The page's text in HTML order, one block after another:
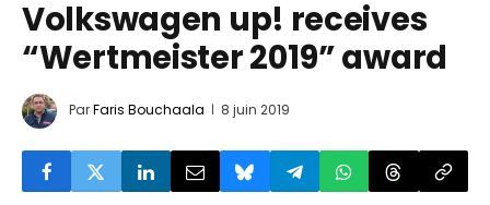
Volkswagen up! receives
“Wertmeister 2019” award
ParFaris Bouchaala 8 juin 2019